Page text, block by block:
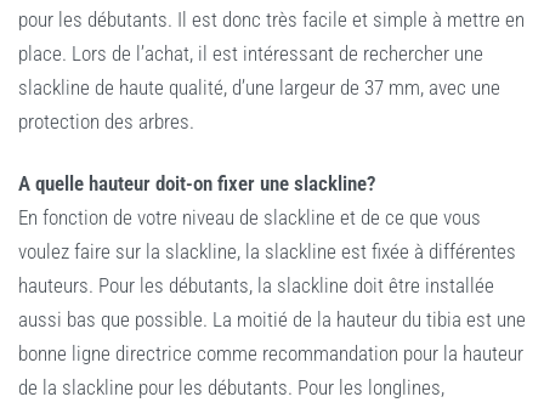
pour les débutants. Il est donc très facile et simple à mettre en
place. Lors de l’achat, il est intéressant de rechercher une
slackline de haute qualité, d’une largeur de 37 mm, avec une
protection des arbres.
A quelle hauteur doit-on fixer une slackline?
En fonction de votre niveau de slackline et de ce que vous
voulez faire sur la slackline, la slackline est fixée à différentes
hauteurs. Pour les débutants, la slackline doit être installée
aussi bas que possible. La moitié de la hauteur du tibia est une
bonne ligne directrice comme recommandation pour la hauteur
de la slackline pour les débutants. Pour les longlines,